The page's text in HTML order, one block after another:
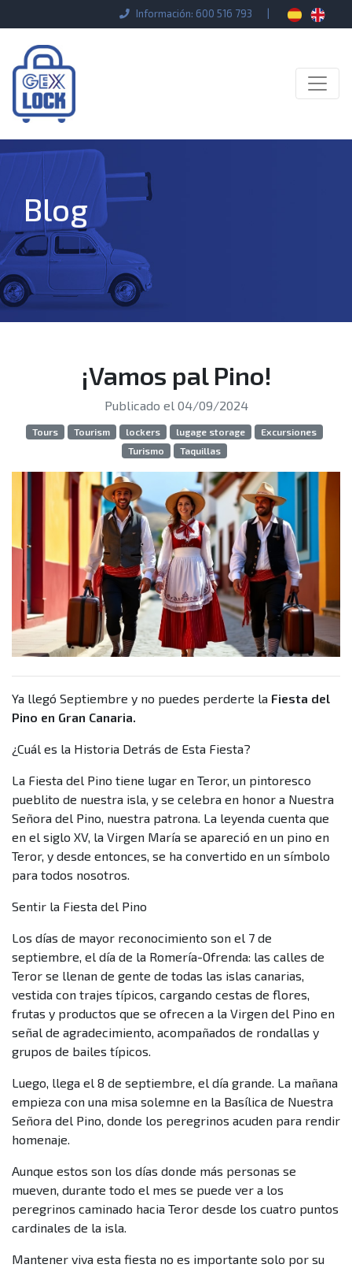
Información: 600 516 793
Blog
¡Vamos pal Pino!
Publicado el 04/09/2024
Tours Tourism lockers lugage storage
Excursiones
Turismo
Taquillas
Ya llegó Septiembre y no puedes perderte la Fiesta del
Pino en Gran Canaria.
¿Cuál es la Historia Detrás de Esta Fiesta?
La Fiesta del Pino tiene lugar en Teror, un pintoresco
pueblito de nuestra isla, y se celebra en honor a Nuestra
Señora del Pino, nuestra patrona. La leyenda cuenta que
en el siglo XV, la Virgen María se apareció en un pino en
Teror, y desde entonces, se ha convertido en un símbolo
para todos nosotros.
Sentir la Fiesta del Pino
Los días de mayor reconocimiento son el 7 de
septiembre, el día de la Romería-Ofrenda: las calles de
Teror se llenan de gente de todas las islas canarias,
vestida con trajes típicos, cargando cestas de flores,
frutas y productos que se ofrecen a la Virgen del Pino en
señal de agradecimiento, acompañados de rondallas y
grupos de bailes típicos.
Luego, llega el 8 de septiembre, el día grande. La mañana
empieza con una misa solemne en la Basílica de Nuestra
Señora del Pino, donde los peregrinos acuden para rendir
homenaje.
Aunque estos son los días donde más personas se
mueven, durante todo el mes se puede ver a los
peregrinos caminado hacia Teror desde los cuatro puntos
cardinales de la isla.
Mantener viva esta fiesta no es importante solo por su